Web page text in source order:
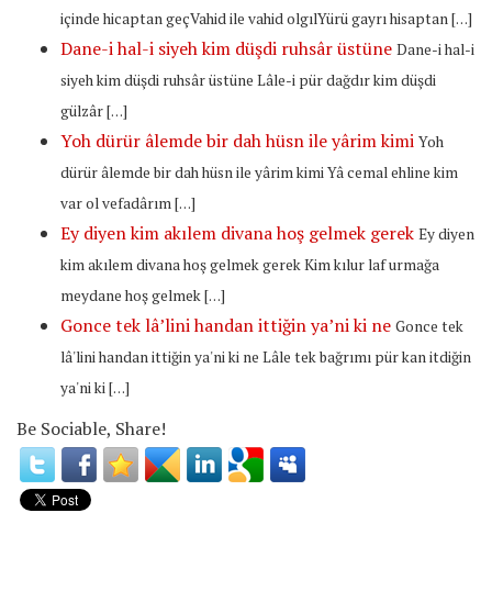
içinde hicaptan geçVahid ile vahid olgılYürü gayrı hisaptan […]
Dane-i hal-i siyeh kim düşdi ruhsâr üstüne Dane-i hal-i
siyeh kim düşdi ruhsâr üstüne Lâle-i pür dağdır kim düşdi
gülzâr […]
Yoh dürür âlemde bir dah hüsn ile yârim kimi Yoh
dürür âlemde bir dah hüsn ile yârim kimi Yâ cemal ehline kim
var ol vefadârım […]
Ey diyen kim akılem divana hoş gelmek gerek Ey diyen
kim akılem divana hoş gelmek gerek Kim kılur laf urmağa
meydane hoş gelmek […]
Gonce tek lâ’lini handan ittiğin ya’ni ki ne Gonce tek
lâ'lini handan ittiğin ya'ni ki ne Lâle tek bağrımı pür kan itdiğin
ya'ni ki […]
Be Sociable, Share!